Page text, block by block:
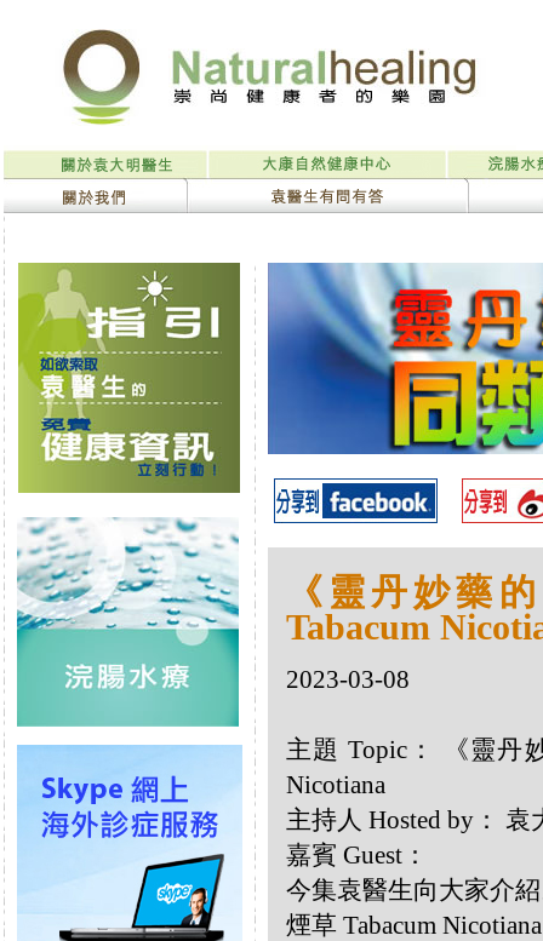
《靈丹妙藥
Tabacum
2023-03-08
主題 Topic： 《靈丹
Nicotiana
主持人 Hosted by：
嘉賓 Guest：
今集袁醫生向大家介
煙草 Tabacum